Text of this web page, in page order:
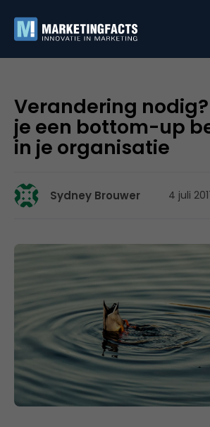
Verandering
je een bottom-up
in je organisatie
Sydney Brouwer 4 juli